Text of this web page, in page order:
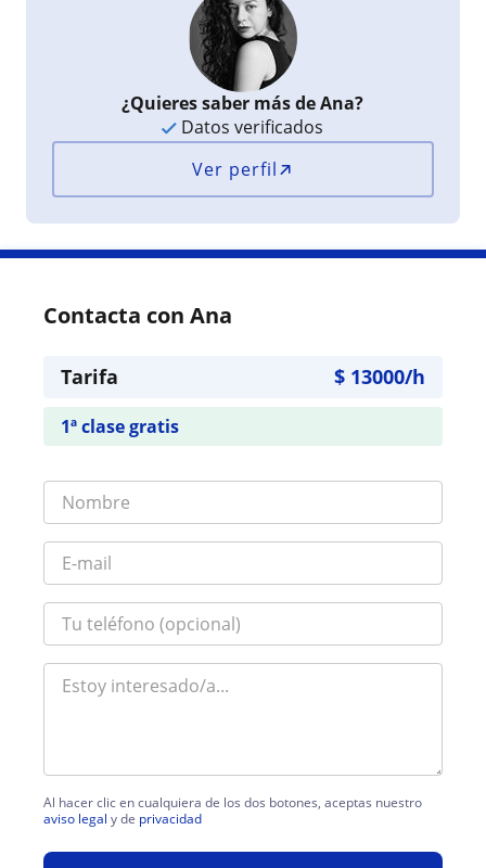
¿Quieres saber más de Ana?
Datos verificados
Ver perfil
Contacta con Ana
Tarifa $ 13000/h
1ª clase gratis
Al hacer clic en cualquiera de los dos botones, aceptas nuestro
aviso legal y de privacidad